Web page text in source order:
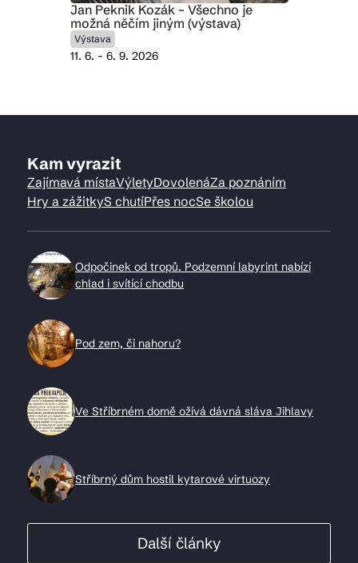
Jan Peknik Kozák – Všechno je
možná něčím jiným (výstava)
Výstava
11. 6. - 6. 9. 2026
Kam vyrazit
Zajímavá místaVýletyDovolenáZa poznáním
Hry a zážitkyS chutíPřes nocSe školou
Odpočinek od tropů. Podzemní labyrint nabízí
chlad i svítící chodbu
Pod zem, či nahoru?
Ve Stříbrném domě ožívá dávná sláva Jihlavy
Stříbrný dům hostil kytarové virtuozy
Další články